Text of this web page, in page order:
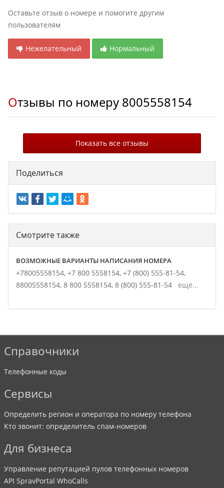
Оставьте отзыв о номере и помогите другим
пользователям
Нежелательный Нормальный
Отзывы по номеру 8005558154
Показать все отзывы
Поделиться
Смотрите также
ВОЗМОЖНЫЕ ВАРИАНТЫ НАПИСАНИЯ НОМЕРА
+78005558154, +7 800 5558154, +7 (800) 555-81-54,
88005558154, 8 800 5558154, 8 (800) 555-81-54 ещё...
Справочники
Телефонные коды
Сервисы
Определить регион и оператора по номеру телефона
Кто звонит: определитель спам-номеров
Для бизнеса
Управление репутацией пулов телефонных номеров
API SpravPortal WhoCalls